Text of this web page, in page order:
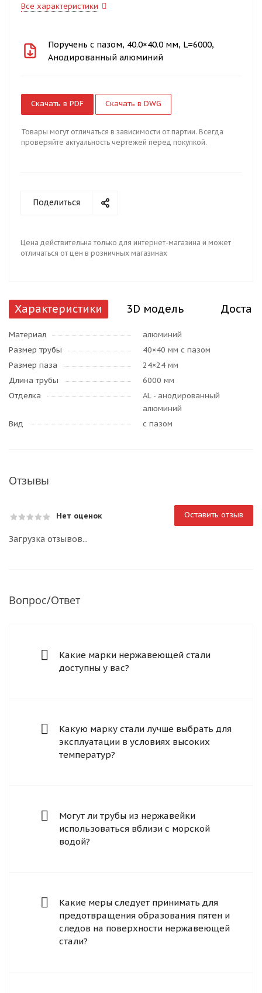
Все характеристики
Поручень с пазом, 40.0×40.0 мм, L=6000,
Анодированный алюминий
Скачать в PDF Скачать в DWG
Товары могут отличаться в зависимости от партии. Всегда
проверяйте актуальность чертежей перед покупкой.
Поделиться
Цена действительна только для интернет-магазина и может
отличаться от цен в розничных магазинах
Характеристики 3D модель
Материал
алюминий
Размер трубы
40×40 мм с пазом
Размер паза
24×24 мм
Длина трубы
6000 мм
Отделка
AL - анодированный
алюминий
Вид
с пазом
Отзывы
Нет оценок Оставить отзыв
Загрузка отзывов...
Вопрос/Ответ
Какие марки нержавеющей стали
доступны у вас?
Какую марку стали лучше выбрать для
эксплуатации в условиях высоких
температур?
Могут ли трубы из нержавейки
использоваться вблизи с морской
водой?
Какие меры следует принимать для
предотвращения образования пятен и
следов на поверхности нержавеющей
стали?